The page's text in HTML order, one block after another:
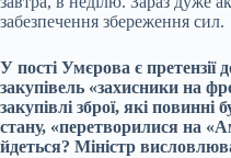
забезпечення збереження сил.
У пості Умєрова є
закупівель «захисники на
закупівлі зброї, які
стану, «перетворилися на
йдеться? Міністр